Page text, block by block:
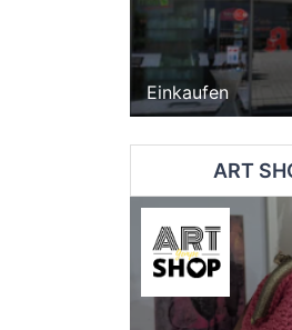
Einkaufen
ART